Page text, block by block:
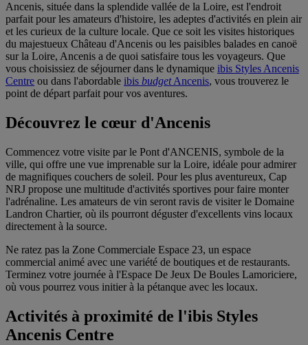
Ancenis, située dans la splendide vallée de la Loire, est l'endroit
parfait pour les amateurs d'histoire, les adeptes d'activités en plein air
et les curieux de la culture locale. Que ce soit les visites historiques
du majestueux Château d'Ancenis ou les paisibles balades en canoë
sur la Loire, Ancenis a de quoi satisfaire tous les voyageurs. Que
vous choisissiez de séjourner dans le dynamique ibis Styles Ancenis
Centre ou dans l'abordable ibis budgetAncenis, vous trouverez le
point de départ parfait pour vos aventures.
Découvrez le cœur d'Ancenis
Commencez votre visite par le Pont d'ANCENIS, symbole de la
ville, qui offre une vue imprenable sur la Loire, idéale pour admirer
de magnifiques couchers de soleil. Pour les plus aventureux, Cap
NRJ propose une multitude d'activités sportives pour faire monter
l'adrénaline. Les amateurs de vin seront ravis de visiter le Domaine
Landron Chartier, où ils pourront déguster d'excellents vins locaux
directement à la source.
Ne ratez pas la Zone Commerciale Espace 23, un espace
commercial animé avec une variété de boutiques et de restaurants.
Terminez votre journée à l'Espace De Jeux De Boules Lamoriciere,
où vous pourrez vous initier à la pétanque avec les locaux.
Activités à proximité de l'ibis Styles
Ancenis Centre